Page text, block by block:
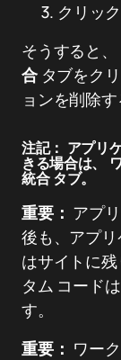
クリック
そうすると、
合タブをク
ョンを削除す
注記： アプリ
きる場合は、
統合タブ。
重要： アプ
後も、アプ
はサイトに
タム コード
す。
重要： ワー